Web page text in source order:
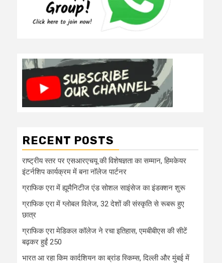
RECENT POSTS
राष्ट्रीय स्तर पर एसआरएचयू की विशेषज्ञता का सम्मान, हिमकेयर
इंटर्नशिप कार्यक्रम में बना नॉलेज पार्टनर
ग्राफिक एरा में ह्यूमैनिटीज एंड सोशल साइंसेज का इंडक्शन शुरू
ग्राफिक एरा में ग्लोबल विलेज, 32 देशों की संस्कृति से रूबरू हुए
छात्र
ग्राफिक एरा मेडिकल कॉलेज ने रचा इतिहास, एमबीबीएस की सीटें
बढ़कर हुईं 250
भारत आ रहा किम कार्दशियन का ब्रांड स्किम्स, दिल्ली और मुंबई में